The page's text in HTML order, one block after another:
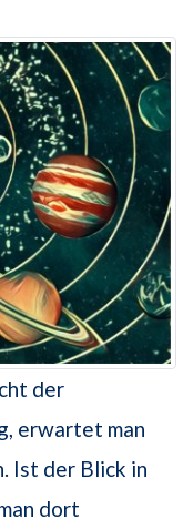
der
erwartet man
Ist der Blick in
dort